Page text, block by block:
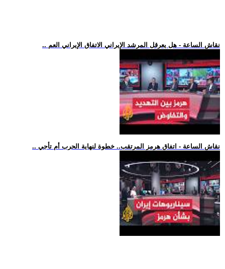
.. نقاش الساعة - هل يعرقل المرشد الإيراني الاتفاق الإيراني العم
.. نقاش الساعة - اتفاق هرمز المرتقب.. خطوة لنهاية الحرب أم تأجي